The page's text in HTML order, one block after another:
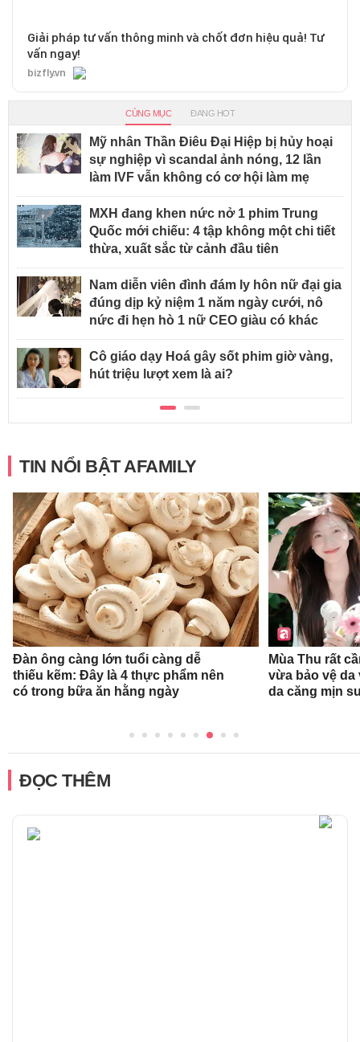
Giải pháp tư vấn thông minh và chốt đơn hiệu quả! Tư
vấn ngay!
bizfly.vn
CÙNG MỤC ĐANG HOT
Mỹ nhân Thần Điêu Đại Hiệp bị hủy hoại
sự nghiệp vì scandal ảnh nóng, 12 lần
làm IVF vẫn không có cơ hội làm mẹ
MXH đang khen nức nở 1 phim Trung
Quốc mới chiếu: 4 tập không một chi tiết
thừa, xuất sắc từ cảnh đầu tiên
Nam diễn viên đình đám ly hôn nữ đại gia
đúng dịp kỷ niệm 1 năm ngày cưới, nô
nức đi hẹn hò 1 nữ CEO giàu có khác
Cô giáo dạy Hoá gây sốt phim giờ vàng,
hút triệu lượt xem là ai?
TIN NỔI BẬT AFAMILY
Đàn ông càng lớn tuổi càng dễ
thiếu kẽm: Đây là 4 thực phẩm nên
có trong bữa ăn hằng ngày
Mùa Thu rất
vừa bảo vệ
da căng mịn
ĐỌC THÊM